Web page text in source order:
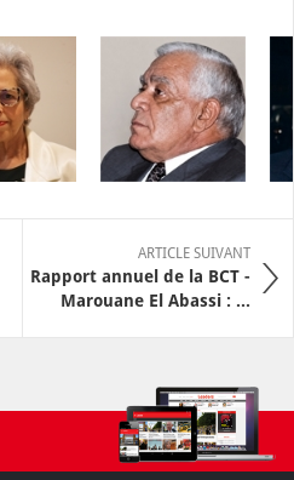
ARTICLE SUIVANT
Rapport annuel de la BCT -
Marouane El Abassi : ...